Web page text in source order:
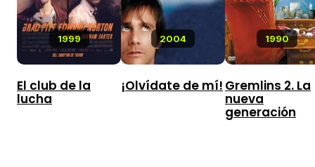
1999
El club de la
lucha
2004
¡Olvídate de mí!
1990
Gremlins 2. La
nueva
generación